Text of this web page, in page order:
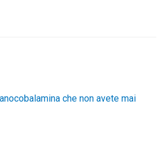
che non avete mai